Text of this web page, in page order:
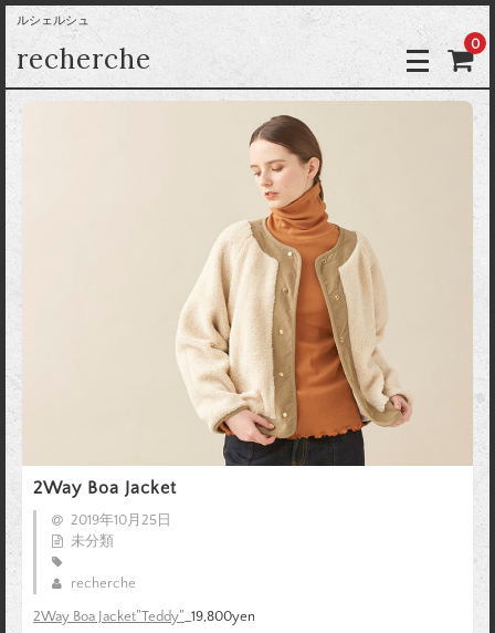
ルシェルシュ
recherche 0
2Way Boa Jacket
2019年10月25日
未分類
recherche
2Way Boa Jacket”Teddy” _19,800yen